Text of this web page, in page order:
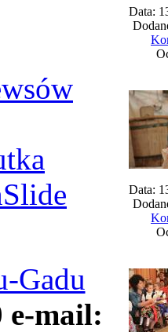
Gadu
e-mail:
Data:
Data: